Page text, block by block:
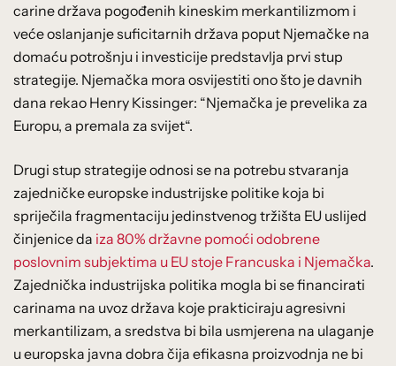
carine država pogođenih kineskim merkantilizmom i
veće oslanjanje suficitarnih država poput Njemačke na
domaću potrošnju i investicije predstavlja prvi stup
strategije. Njemačka mora osvijestiti ono što je davnih
dana rekao Henry Kissinger: “Njemačka je prevelika za
Europu, a premala za svijet“.
Drugi stup strategije odnosi se na potrebu stvaranja
zajedničke europske industrijske politike koja bi
spriječila fragmentaciju jedinstvenog tržišta EU uslijed
činjenice da iza 80% državne pomoći odobrene
poslovnim subjektima u EU stoje Francuska i Njemačka.
Zajednička industrijska politika mogla bi se financirati
carinama na uvoz država koje prakticiraju agresivni
merkantilizam, a sredstva bi bila usmjerena na ulaganje
u europska javna dobra čija efikasna proizvodnja ne bi